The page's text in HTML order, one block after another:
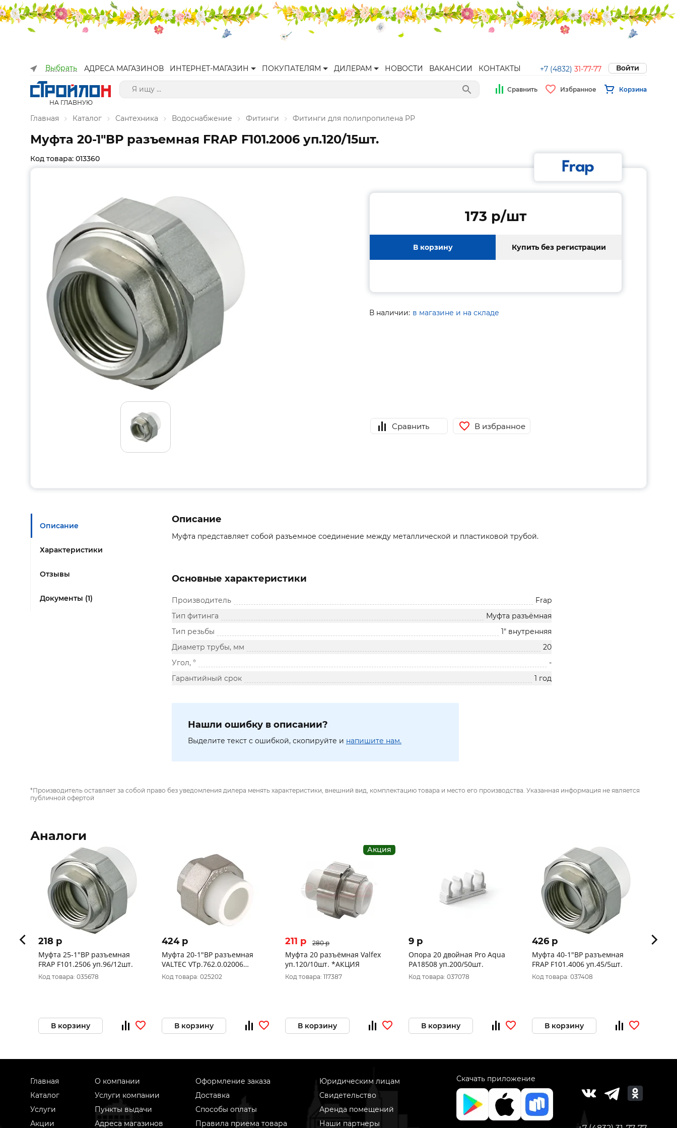
Выбрать АДРЕСА МАГАЗИНОВ ИНТЕРНЕТ-МАГАЗИН ПОКУПАТЕЛЯМ ДИЛЕРАМ НОВОСТИ ВАКАНСИИ КОНТАКТЫ +7 (4832) 31-77-77 Войти
НА ГЛАВНУЮ
Сравнить Избранное Корзина
Главная Каталог Сантехника Водоснабжение Фитинги Фитинги для полипропилена PP
Муфта 20-1"ВР разъемная FRAP F101.2006 уп.120/15шт.
Код товара: 013360
173 p/шт
В корзину Купить без регистрации
В наличии: в магазине и на складе
Сравнить В избранное
Описание
Характеристики
Отзывы
Документы (1)
Описание
Муфта представляет собой разъемное соединение между металлической и пластиковой трубой.
Основные характеристики
Производитель
Frap
Тип фитинга
Муфта разъёмная
Тип резьбы
1" внутренняя
Диаметр трубы, мм
20
Угол, °
-
Гарантийный срок
1 год
Нашли ошибку в описании?
Выделите текст с ошибкой, скопируйте и напишите нам.
*Производитель оставляет за собой право без уведомления дилера менять характеристики, внешний вид, комплектацию товара и место его производства. Указанная информация не является
публичной офертой
Аналоги
218 p
Муфта 25-1"ВР разъемная
FRAP F101.2506 уп.96/12шт.
Код товара: 035678
В корзину
424 p
Муфта 20-1"ВР разъемная
VALTEC VTp.762.0.02006
уп.130/10шт.
Код товара: 025202
В корзину
Акция
211 p 280 p
Муфта 20 разъёмная Valfex
уп.120/10шт. *АКЦИЯ
Код товара: 117387
В корзину
9 p
Опора 20 двойная Pro Aqua
РА18508 уп.200/50шт.
Код товара: 037078
В корзину
426 p
Муфта 40-1"ВР разъемная
FRAP F101.4006 уп.45/5шт.
Код товара: 037408
В корзину
298
Главная
Каталог
Услуги
Акции
О компании
Услуги компании
Пункты выдачи
Адреса магазинов
Оформление заказа
Доставка
Способы оплаты
Правила приема товара
Юридическим лицам
Свидетельство
Аренда помещений
Наши партнеры
Скачать приложение